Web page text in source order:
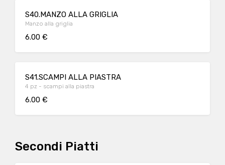
S40.MANZO ALLA GRIGLIA
Manzo alla griglia
6.00 €
S41.SCAMPI ALLA PIASTRA
4 pz - scampi alla piastra
6.00 €
Secondi Piatti